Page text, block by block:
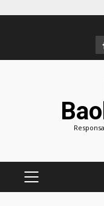
MENU
PRINCIPAL